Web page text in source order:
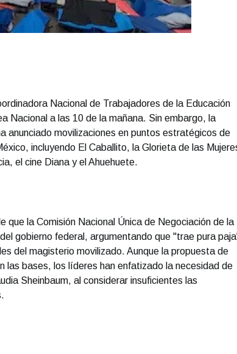
Nacional de Trabajadores de la Educación
Nacional a las 10 de la mañana. Sin embargo, la
anunciado movilizaciones en puntos estratégicos de
incluyendo El Caballito, la Glorieta de las
el cine Diana y el Ahuehuete.
que la Comisión Nacional Única de Negociación de la
gobierno federal, argumentando que "trae pura
del magisterio movilizado. Aunque la propuesta de
las bases, los líderes han enfatizado la necesidad de
Sheinbaum, al considerar insuficientes las